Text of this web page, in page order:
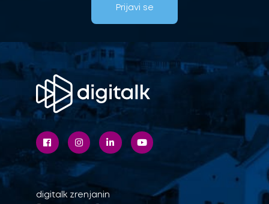
Prijavi se
digitalk zrenjanin